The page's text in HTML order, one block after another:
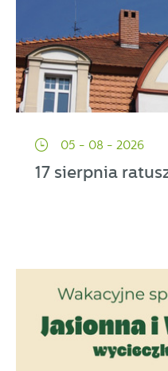
05 - 08 - 2026
17 sierpnia